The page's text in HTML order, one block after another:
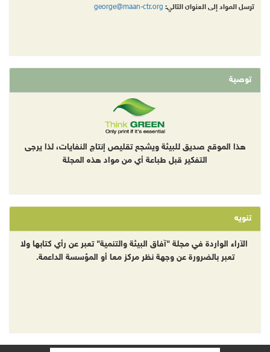
ترسل المواد إلى العنوان التالي: george@maan-ctr.org
توصية
هذا الموقع صديق للبيئة ويشجع تقليص إنتاج النفايات، لذا يرجى
التفكير قبل طباعة أي من مواد هذه المجلة
تنويه
الآراء الواردة في مجلة "آفاق البيئة والتنمية" تعبر عن رأي كتابها ولا
تعبر بالضرورة عن وجهة نظر مركز معا أو المؤسسة الداعمة.